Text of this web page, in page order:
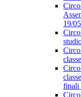
19/
finali